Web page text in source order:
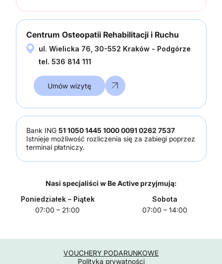
Centrum Osteopatii Rehabilitacji i Ruchu
ul. Wielicka 76, 30-552 Kraków - Podgórze
tel. 536 814 111
Umów wizytę
Bank ING 51 1050 1445 1000 0091 0262 7537
Istnieje możliwość rozliczenia się za zabiegi poprzez
terminal płatniczy.
Nasi specjaliści w Be Active przyjmują:
Poniedziałek – Piątek
07:00 – 21:00
Sobota
07:00 – 14:00
VOUCHERY PODARUNKOWE
Polityka prywatności